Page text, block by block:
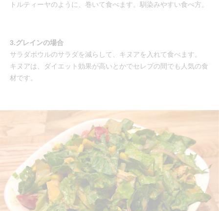
トルティーヤのように、巻いて食べます。馴染みやすい食べ方。
3.グレインの場合
サラダボウルのサラダを減らして、キヌアを入れて食べます。
キヌアは、ダイエット効果が高いとかでセレブの間でも人気の食
材です。